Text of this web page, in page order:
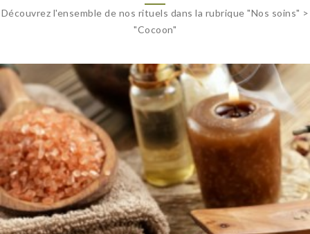
Découvrez l'ensemble de nos rituels dans la rubrique "Nos soins" >
"Cocoon"